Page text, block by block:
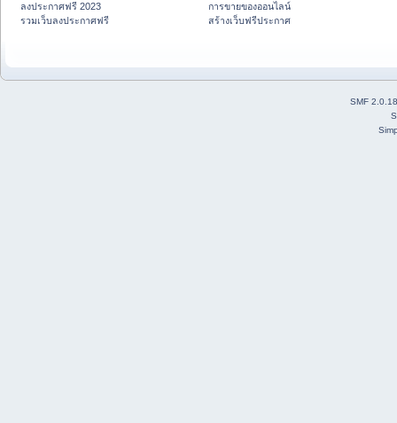
ลงประกาศฟรี 2023
รวมเว็บลงประกาศฟรี
การขายของออนไลน์
สร้างเว็บฟรีประกาศ
SMF 2.0.18